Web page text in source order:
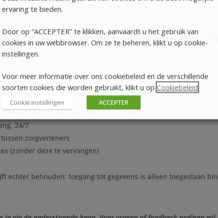
de twee gezondheidsnetwerken hun inzet voor een
sector, wat de continuïteit van de zorg voor patiënten ten
digitaal delen van patiëntendossiers
zorgverleners in staat om voor eenzelfde patiënt
(SumEHR-gezondheidsrapport, testresultaten,
door:
medische geschiedenis van de patiënt
24/7
zorgverleners
(zonder deze te vervangen)
echter behouden: toegang tot gegevens is alleen toegestaan
ervaring te bieden.
Door op “ACCEPTER” te klikken, aanvaardt u het gebruik van
cookies in uw webbrowser. Om ze te beheren, klikt u op cookie-
instellingen.
Voor meer informatie over ons cookiebeleid en de verschillende
soorten cookies die worden gebruikt, klikt u op Cookiebeleid
Cookie instellingen ACCEPTER